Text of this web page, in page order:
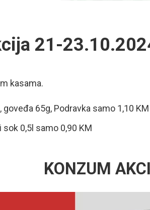
21-
kasama.
goveđa 65g, Podravka samo 1,10 KM
sok 0,5l samo 0,90 KM
KONZUM